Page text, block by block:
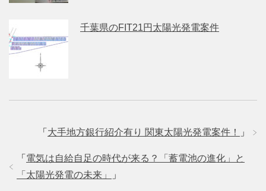
千葉県のFIT21円太陽光発電案件
「 大手地方銀行紹介有り 関東太陽光発電案件！ 」
「 電気は自給自足の時代が来る？「蓄電池の進化」と
「太陽光発電の未来」
」